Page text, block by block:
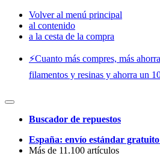
Volver al menú principal
al contenido
a la cesta de la compra
⚡️Cuanto más compres, más
filamentos y resinas y ahorra un
Buscador de repuestos
España: envío estándar gratuito
Más de 11.100 artículos